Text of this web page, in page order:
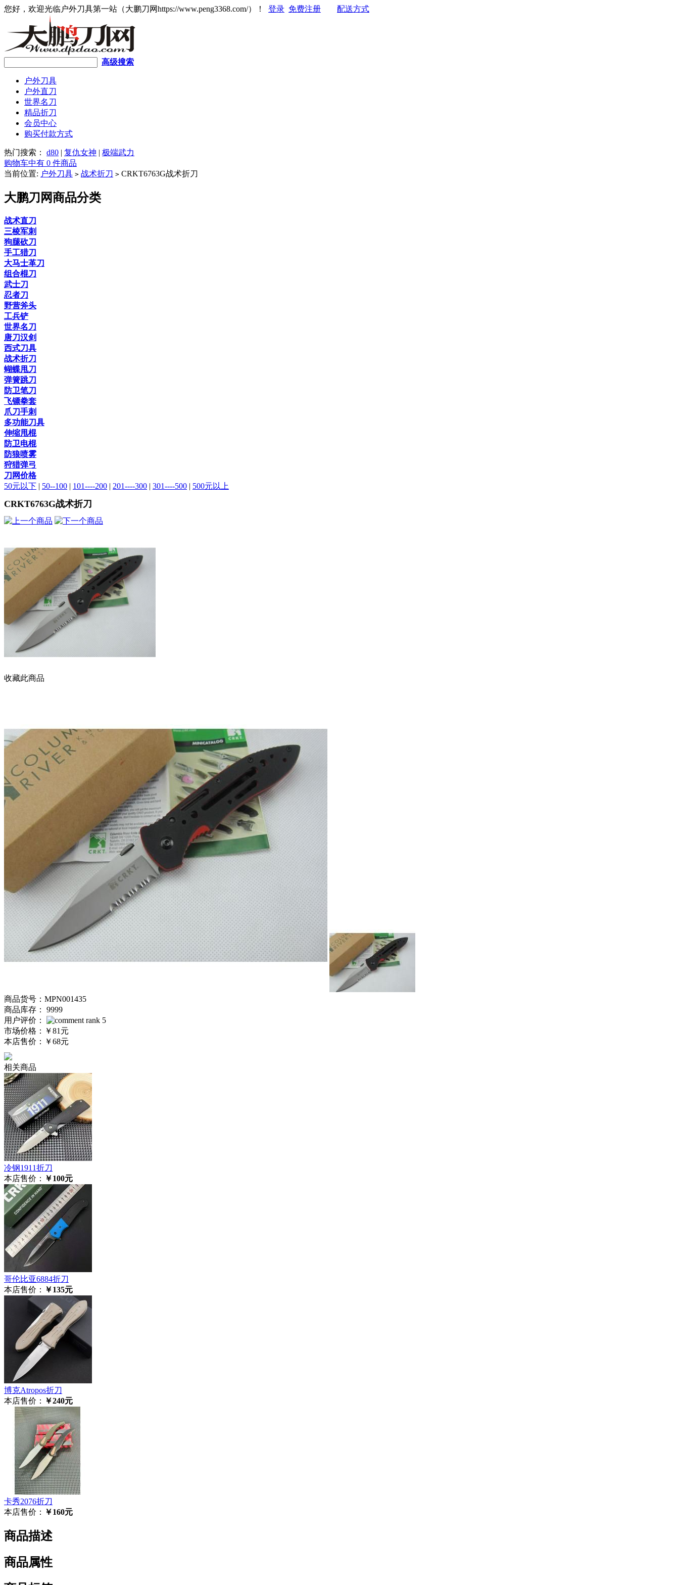
您好，欢迎光临户外刀具第一站（大鹏刀网https://www.peng3368.com/）！ 登录 免费注册 配送方式
高级搜索
户外刀具
户外直刀
世界名刀
精品折刀
会员中心
购买付款方式
热门搜索： d80 | 复仇女神 | 极端武力
购物车中有 0 件商品
当前位置: 户外刀具 > 战术折刀 > CRKT6763G战术折刀
大鹏刀网商品分类
战术直刀
三棱军刺
狗腿砍刀
手工猎刀
大马士革刀
组合棍刀
武士刀
忍者刀
野营斧头
工兵铲
世界名刀
唐刀汉剑
西式刀具
战术折刀
蝴蝶甩刀
弹簧跳刀
防卫笔刀
飞镖拳套
爪刀手刺
多功能刀具
伸缩甩棍
防卫电棍
防狼喷雾
狩猎弹弓
刀网价格
50元以下 | 50--100 | 101----200 | 201----300 | 301----500 | 500元以上
CRKT6763G战术折刀
收藏此商品
商品货号：MPN001435
商品库存： 9999
用户评价：
市场价格：
￥81元
本店售价：
￥68元
相关商品
冷钢1911折刀
本店售价： ￥100元
哥伦比亚6884折刀
本店售价： ￥135元
博克Atropos折刀
本店售价： ￥240元
卡秀2076折刀
本店售价： ￥160元
商品描述
商品属性